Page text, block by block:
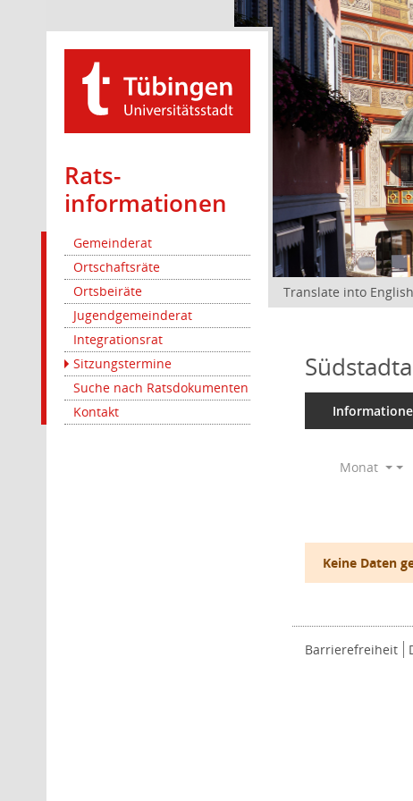
Rats­
informationen
Gemeinderat
Ortschaftsräte
Ortsbeiräte
Jugendgemeinderat
Integrationsrat
Sitzungstermine
Suche nach Ratsdokumenten
Kontakt
Translate into English
Monat
Keine Daten
Barrierefreiheit